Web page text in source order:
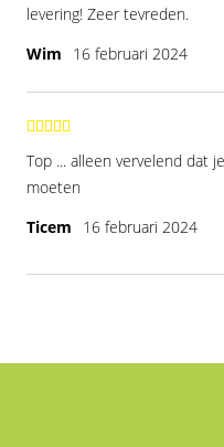
levering! Zeer tevreden.
Wim
16 februari 2024
Top ... alleen vervelend dat
moeten
Ticem
16 februari 2024